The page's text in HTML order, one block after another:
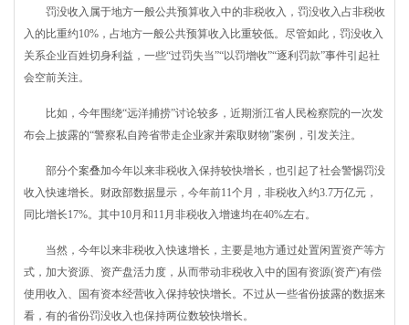
罚没收入属于地方一般公共预算收入中的非税收入，罚没收入占非税收
入的比重约10%，占地方一般公共预算收入比重较低。尽管如此，罚没收入
关系企业百姓切身利益，一些“过罚失当”“以罚增收”“逐利罚款”事件引起社
会空前关注。
比如，今年围绕“远洋捕捞”讨论较多，近期浙江省人民检察院的一次发
布会上披露的“警察私自跨省带走企业家并索取财物”案例，引发关注。
部分个案叠加今年以来非税收入保持较快增长，也引起了社会警惕罚没
收入快速增长。财政部数据显示，今年前11个月，非税收入约3.7万亿元，
同比增长17%。其中10月和11月非税收入增速均在40%左右。
当然，今年以来非税收入快速增长，主要是地方通过处置闲置资产等方
式，加大资源、资产盘活力度，从而带动非税收入中的国有资源(资产)有偿
使用收入、国有资本经营收入保持较快增长。不过从一些省份披露的数据来
看，有的省份罚没收入也保持两位数较快增长。